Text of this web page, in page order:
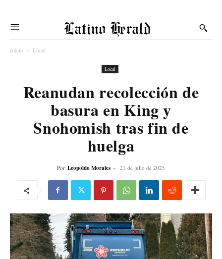
Latino Herald
Inicio Local
Local
Reanudan recolección de
basura en King y
Snohomish tras fin de
huelga
Por Leopoldo Morales - 21 de julio de 2025